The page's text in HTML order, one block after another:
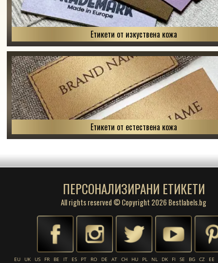
Етикети от изкуствена кожа
Етикети от естествена кожа
ПЕРСОНАЛИЗИРАНИ ЕТИКЕТИ
All rights reserved © Copyright 2026 Bestlabels.bg
EU UK US FR BE IT ES PT RO DE AT CH HU PL NL DK FI SE BG CZ
EE